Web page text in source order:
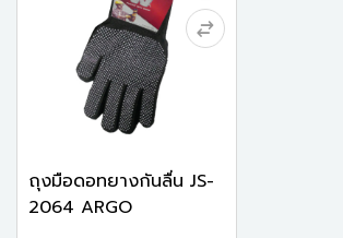
ถุงมือดอทยางกันลื่น JS-
2064 ARGO